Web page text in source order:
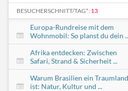
BESUCHERSCHNITT/TAG*: 13
Europa-Rundreise mit dem
Wohnmobil: So planst du dein
Afrika entdecken: Zwischen
Safari, Strand & Sicherheit ...
Warum Brasilien ein Traumland
ist: Natur, Kultur und ...